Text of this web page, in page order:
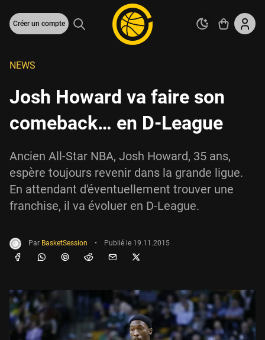
Créer un compte
NEWS
Josh Howard va faire son
comeback… en D-League
Ancien All-Star NBA, Josh Howard, 35 ans,
espère toujours revenir dans la grande ligue.
En attendant d'éventuellement trouver une
franchise, il va évoluer en D-League.
Par BasketSession • Publié le 19.11.2015